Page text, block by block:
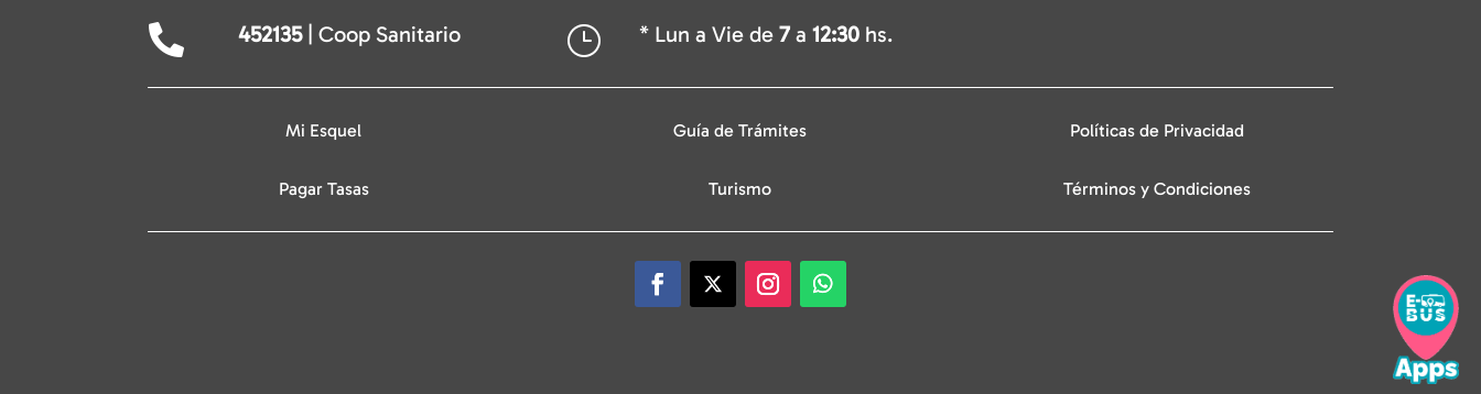
 452135| Coop Sanitario } * Lun a Vie de7 a12:30 hs.
Mi Esquel
Pagar Tasas
Guía de Trámites
Turismo
Políticas de Privacidad
Términos y Condiciones